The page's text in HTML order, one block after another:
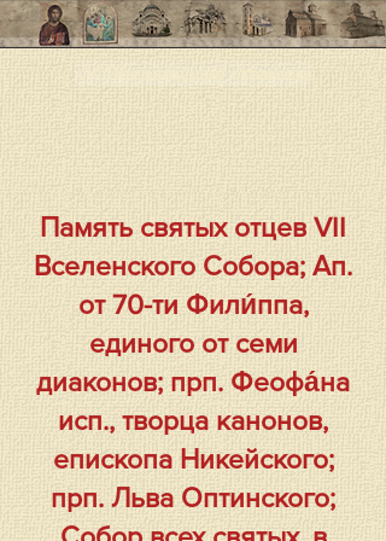
Память святых отцев VII
Вселенского Собора; Ап.
от 70-ти Фили́ппа,
единого от семи
диаконов; прп. Феофа́на
исп., творца канонов,
епископа Никейского;
прп. Льва Оптинского;